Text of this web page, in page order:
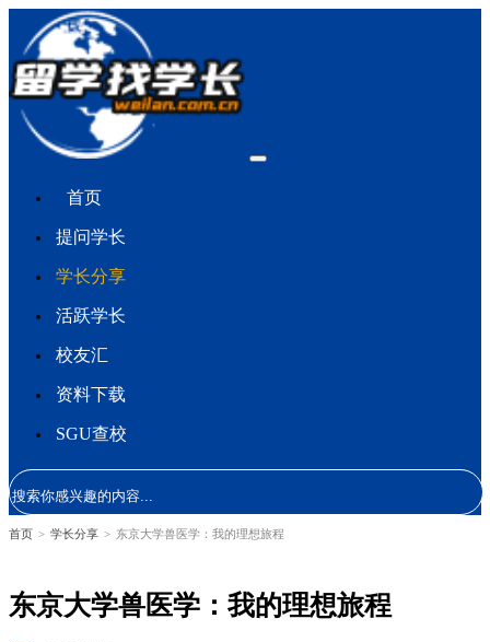
首页
提问学长
学长分享
活跃学长
校友汇
资料下载
SGU查校
首页 > 学长分享 > 东京大学兽医学：我的理想旅程
东京大学兽医学：我的理想旅程